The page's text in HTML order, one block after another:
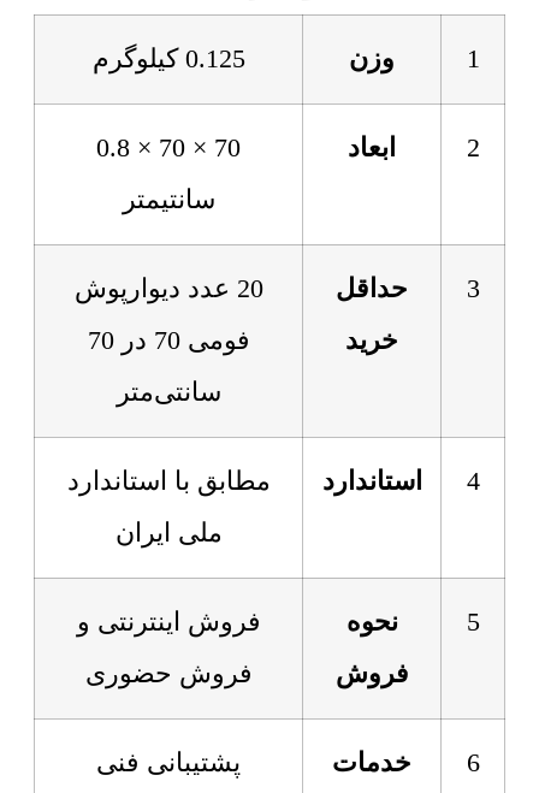
1 وزن 0.125 کیلوگرم
2 ابعاد
70 × 70 × 0.8
سانتیمتر
3
حداقل
خرید
20 عدد دیوارپوش
فومی 70 در 70
سانتی‌متر
4 استاندارد
مطابق با استاندارد
ملی ایران
5
نحوه
فروش
فروش اینترنتی و
فروش حضوری
6
خدمات
پشتیبانی فنی